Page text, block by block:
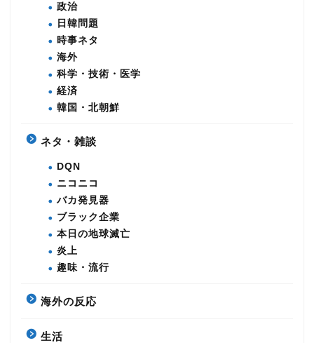
政治
日韓問題
時事ネタ
海外
科学・技術・医学
経済
韓国・北朝鮮
ネタ・雑談
DQN
ニコニコ
バカ発見器
ブラック企業
本日の地球滅亡
炎上
趣味・流行
海外の反応
生活